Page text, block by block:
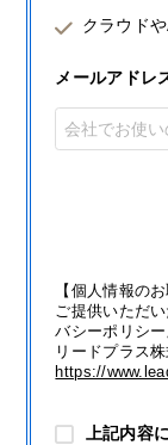
クラウド
メールアドレ
【個人情報の
ご提供いただ
バシーポリシ
リードプラス
https://
上記内容